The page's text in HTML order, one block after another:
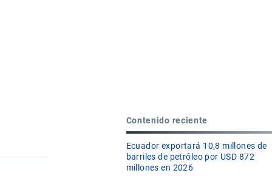
Contenido reciente
Ecuador exportará 10,8 millones de
barriles de petróleo por USD 872
millones en 2026